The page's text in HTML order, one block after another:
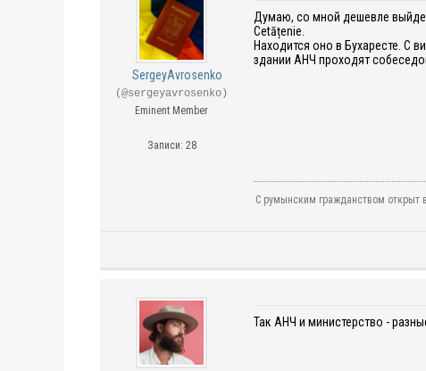
SergeyAvrosenko
(@sergeyavrosenko)
Eminent Member
Записи: 28
Думаю, со мной дешевле
Cetățenie.
Находится оно в Бухаресте. С
здании АНЧ проходят
С румынским гражданством открыт
Так АНЧ и министерство -